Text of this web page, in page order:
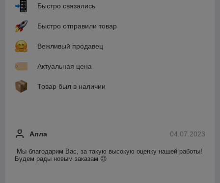
Быстро связались
Быстро отправили товар
Вежливый продавец
Актуальная цена
Товар был в наличии
04.07.2023
Алла
Мы благодарим Вас, за такую высокую оценку нашей работы!
Будем рады новым заказам 😉